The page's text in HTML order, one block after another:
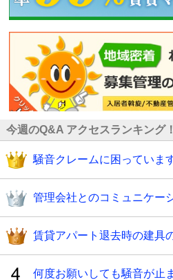
今週のQ&A アクセスランキング！
騒音クレームに困っていま
管理会社とのコミュニケー
賃貸アパート退去時の建具
何度お願いしても騒音が止